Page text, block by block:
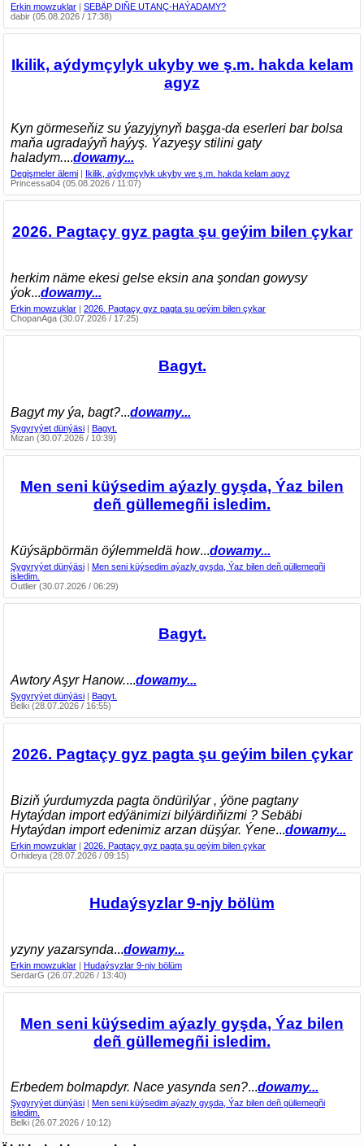
Erkin mowzuklar | SEBÄP DIŇE UTАNÇ-HАÝADАMY?
dabir (05.08.2026 / 17:38)
Ikilik, aýdymçylyk ukyby we ş.m. hakda kelam
agyz
Kyn görmeseňiz su ýazyjynyň başga-da eserleri bar bolsa
maňa ugradaýyň haýyş. Ýazyeşy stilini gaty
haladym....dowamy...
Degişmeler älemi
Ikilik, aýdymçylyk ukyby we ş.m. hakda kelam agyz
Princessa04 (05.08.2026 / 11:07)
2026. Pagtaçy gyz pagta şu geýim bilen çykar
herkim näme ekesi gelse eksin ana şondan gowysy
ýok...dowamy...
Erkin mowzuklar | 2026. Pagtaçy gyz pagta şu geýim bilen çykar
ChopanAga (30.07.2026 / 17:25)
Bagyt.
Bagyt my ýa, bagt?...dowamy...
Şygyryýet dünýäsi | Bagyt.
Mizan (30.07.2026 / 10:39)
Men seni küýsedim aýazly gyşda, Ýaz bilen
deñ güllemegñi isledim.
Küýsäpbörmän öýlemmeldä how...dowamy...
Şygyryýet dünýäsi | Men seni küýsedim aýazly gyşda, Ýaz bilen deñ güllemegñi
isledim.
Outlier (30.07.2026 / 06:29)
Bagyt.
Awtory Aşyr Hanow....dowamy...
Şygyryýet dünýäsi | Bagyt.
Belki (28.07.2026 / 16:55)
2026. Pagtaçy gyz pagta şu geýim bilen çykar
Biziň ýurdumyzda pagta öndürilýar , ýöne pagtany
Hytaýdan import edýänimizi bilýärdiňizmi ? Sebäbi
Hytaýdan import edenimiz arzan düşýar. Ýene...dowamy...
Erkin mowzuklar | 2026. Pagtaçy gyz pagta şu geýim bilen çykar
Orhideya (28.07.2026 / 09:15)
Hudaýsyzlar 9-njy bölüm
yzyny yazarsynda...dowamy...
Erkin mowzuklar | Hudaýsyzlar 9-njy bölüm
SerdarG (26.07.2026 / 13:40)
Men seni küýsedim aýazly gyşda, Ýaz bilen
deñ güllemegñi isledim.
Erbedem bolmapdyr. Nace yasynda sen?...dowamy...
Şygyryýet dünýäsi
Men seni küýsedim aýazly gyşda, Ýaz bilen deñ güllemegñi
isledim.
Belki (26.07.2026 / 10:12)